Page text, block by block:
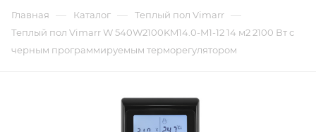
Главная — Каталог — Теплый пол Vimarr —
Теплый пол Vimarr W 540W2100KM14.0-M1-12 14 м2 2100 Вт с
черным программируемым терморегулятором